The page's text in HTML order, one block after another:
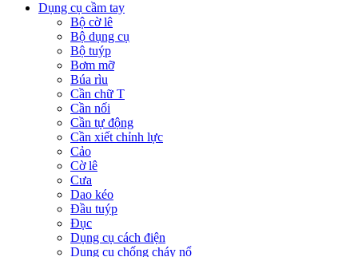
Dụng cụ cầm tay
Bộ cờ lê
Bộ dụng cụ
Bộ tuýp
Bơm mỡ
Búa rìu
Cần chữ T
Cần nối
Cần tự động
Cần xiết chỉnh lực
Cảo
Cờ lê
Cưa
Dao kéo
Đầu tuýp
Đục
Dụng cụ cách điện
Dụng cụ chống cháy nổ